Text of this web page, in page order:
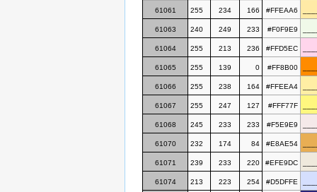
61061 255 234 166 #FFEAA6
61063 240 249 233 #F0F9E9
61064 255 213 236 #FFD5EC
61065 255 139 0 #FF8B00
61066 255 238 164 #FFEEA4
61067 255 247 127 #FFF77F
61068 245 233 233 #F5E9E9
61070 232 174 84 #E8AE54
61071 239 233 220 #EFE9DC
61074 213 223 254 #D5DFFE